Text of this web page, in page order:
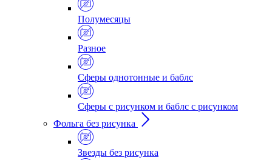
Полумесяцы
Разное
Сферы однотонные и баблс
Сферы с рисунком и баблс с рисунком
Фольга без рисунка
Звезды без рисунка